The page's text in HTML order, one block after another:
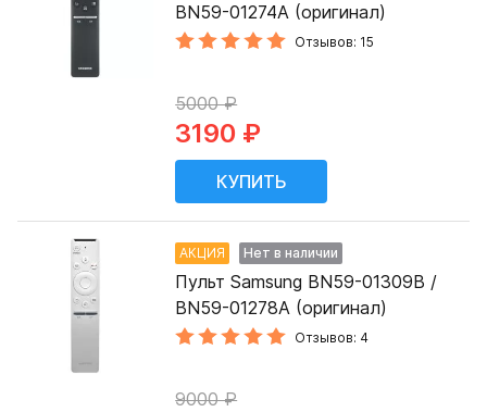
BN59-01274A (оригинал)
Отзывов: 15
5000 ₽
3190 ₽
АКЦИЯ Нет в наличии
Пульт Samsung BN59-01309B /
BN59-01278A (оригинал)
Отзывов: 4
9000 ₽